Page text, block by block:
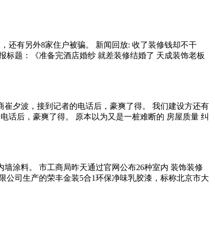
还有另外8家住户被骗。 新闻回放: 收了装修钱却不干
题：《准备完酒店婚纱 就差装修结婚了 天成装饰老板
夕波，接到记者的电话后，豪爽了得。 我们建设方还有
话后，豪爽了得。 原本以为又是一桩难断的 房屋质量 纠
涂料。 市工商局昨天通过官网公布26种室内 装饰装修
司生产的荣丰金装5合1环保净味乳胶漆，标称北京市大